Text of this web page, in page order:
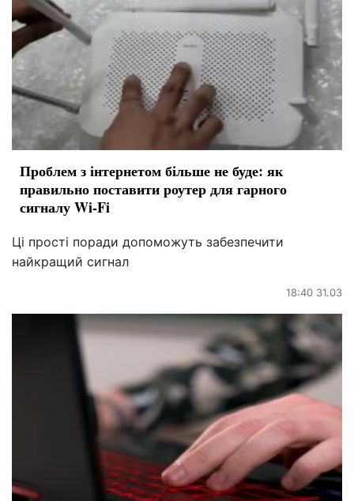
Проблем з інтернетом більше не буде: як
правильно поставити роутер для гарного
сигналу Wi-Fi
Ці прості поради допоможуть забезпечити
найкращий сигнал
18:40 31.03